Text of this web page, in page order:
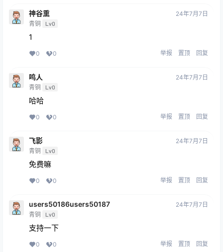
神谷熏
青铜 Lv0
24年7月7日
1
0 0 举报 置顶 回复
鸣人
青铜 Lv0
24年7月7日
哈哈
0 0 举报 置顶 回复
飞影
青铜 Lv0
24年7月7日
免费嘛
0 0 举报 置顶 回复
users50186users50187
青铜 Lv0
24年7月7日
支持一下
0 0 举报 置顶 回复